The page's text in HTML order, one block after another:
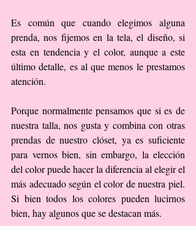
Es común que cuando elegimos alguna
prenda, nos fijemos en la tela, el diseño, si
esta en tendencia y el color, aunque a este
último detalle, es al que menos le prestamos
atención.
Porque normalmente pensamos que si es de
nuestra talla, nos gusta y combina con otras
prendas de nuestro clóset, ya es suficiente
para vernos bien, sin embargo, la elección
del color puede hacer la diferencia al elegir el
más adecuado según el color de nuestra piel.
Si bien todos los colores pueden lucirnos
bien, hay algunos que se destacan más.